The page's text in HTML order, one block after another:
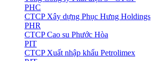
PHC
CTCP Xây dựng Phục Hưng Holdings
PHR
CTCP Cao su Phước Hòa
PIT
CTCP Xuất nhập khẩu Petrolimex